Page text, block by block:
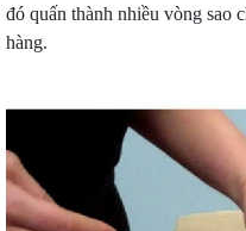
đó quấn thành nhiều vòng sao
hàng.